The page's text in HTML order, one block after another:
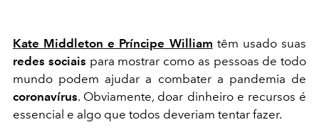
Kate Middleton e Príncipe William têm usado suas
redes sociais para mostrar como as pessoas de todo
mundo podem ajudar a combater a pandemia de
coronavírus. Obviamente, doar dinheiro e recursos é
essencial e algo que todos deveriam tentar fazer.